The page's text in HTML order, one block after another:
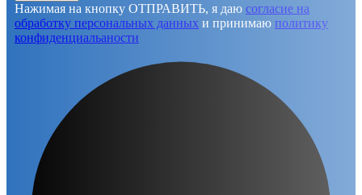
Нажимая на кнопку ОТПРАВИТЬ, я даю согласие на
обработку персональных данных и принимаю политику
конфиденциальаности